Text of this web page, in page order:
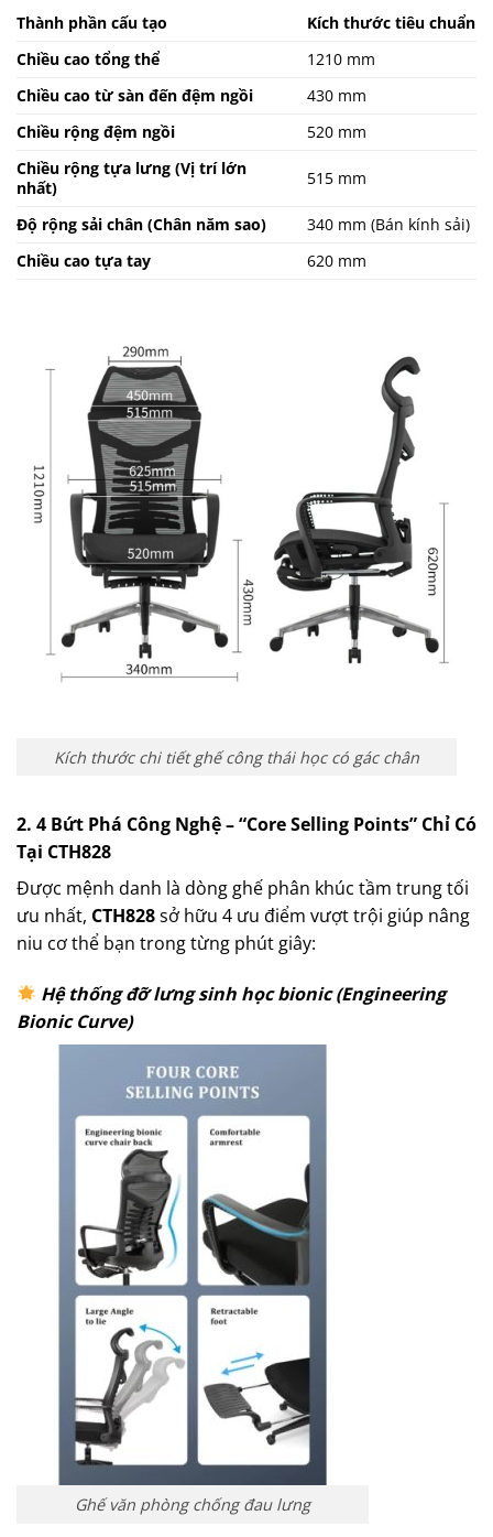
Thành phần cấu tạo
Kích thước tiêu chuẩn
Chiều cao tổng thể
1210 mm
Chiều cao từ sàn đến đệm ngồi
430 mm
Chiều rộng đệm ngồi
520 mm
Chiều rộng tựa lưng (Vị trí lớn
nhất)
515 mm
Độ rộng sải chân (Chân năm sao)
340 mm (Bán kính sải)
Chiều cao tựa tay
620 mm
Kích thước chi tiết ghế công thái học có gác chân
2. 4 Bứt Phá Công Nghệ – “Core Selling Points” Chỉ Có
Tại CTH828
Được mệnh danh là dòng ghế phân khúc tầm trung tối
ưu nhất, CTH828sở hữu 4 ưu điểm vượt trội giúp nâng
niu cơ thể bạn trong từng phút giây:
Hệ thống đỡ lưng sinh học bionic (Engineering
Bionic Curve)
Ghế văn phòng chống đau lưng